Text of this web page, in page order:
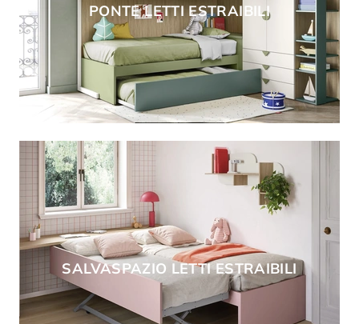
PONTE LETTI ESTRAIBILI
SALVASPAZIO LETTI ESTRAIBILI